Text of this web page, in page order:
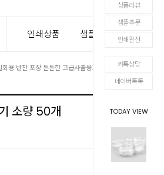
상품리뷰
샘플주문
인쇄칼선
카톡상담
네이버톡톡
TODAY VIEW
인쇄상품 샘플주문
회용 반찬 포장 튼튼한 고급사출용기 소량 50개
소량 50개